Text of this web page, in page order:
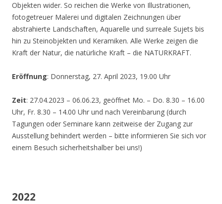
Objekten wider. So reichen die Werke von Illustrationen,
fotogetreuer Malerei und digitalen Zeichnungen über
abstrahierte Landschaften, Aquarelle und surreale Sujets bis
hin zu Steinobjekten und Keramiken. Alle Werke zeigen die
Kraft der Natur, die natürliche Kraft – die NATURKRAFT.
Eröffnung: Donnerstag, 27. April 2023, 19.00 Uhr
Zeit: 27.04.2023 – 06.06.23, geöffnet Mo. – Do. 8.30 – 16.00
Uhr, Fr. 8.30 – 14.00 Uhr und nach Vereinbarung (durch
Tagungen oder Seminare kann zeitweise der Zugang zur
Ausstellung behindert werden – bitte informieren Sie sich vor
einem Besuch sicherheitshalber bei uns!)
2022